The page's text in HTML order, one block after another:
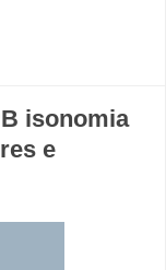
isonomia
e